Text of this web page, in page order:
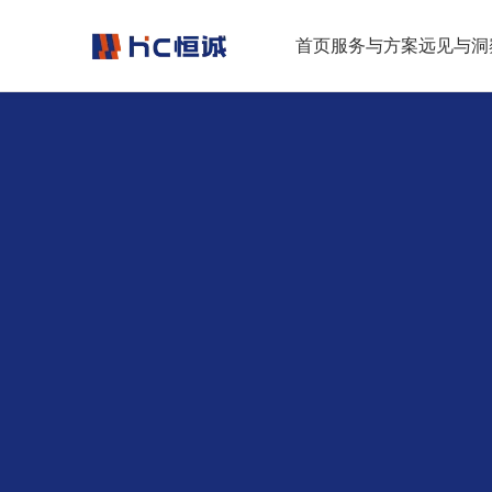
首页服务与方案远见与